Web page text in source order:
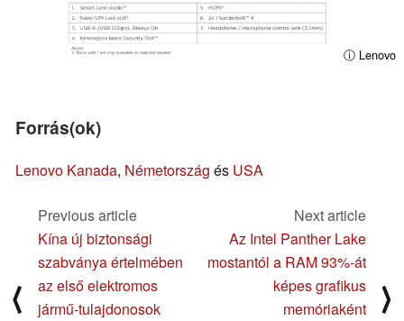
ⓘ Lenovo
Forrás(ok)
Lenovo Kanada, Németország és USA
⟨
Previous article
Kína új biztonsági
szabványa értelmében
az első elektromos
jármű-tulajdonosok
Next article
Az Intel Panther Lake
mostantól a RAM 93%-át
képes grafikus
memóriaként
⟩